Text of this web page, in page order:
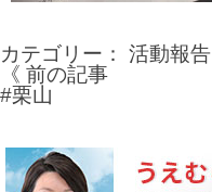
カテゴリー： 活動報告
投
ナ
《 前の記事
#栗山